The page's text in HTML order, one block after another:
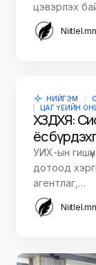
цэвэрлэх
Niitlel.mn
НИЙГЭМ
ЦАГ ҮЕИЙН
ХЗДХЯ:
ёс
УИХ-ын
дотоод
агентлаг,…
Niitlel.mn